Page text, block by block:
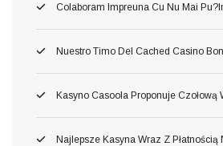
Colaboram Impreuna Cu Nu Mai
Nuestro Timo Del Cached Casino
Kasyno Casoola Proponuje
Najlepsze Kasyna Wraz Z